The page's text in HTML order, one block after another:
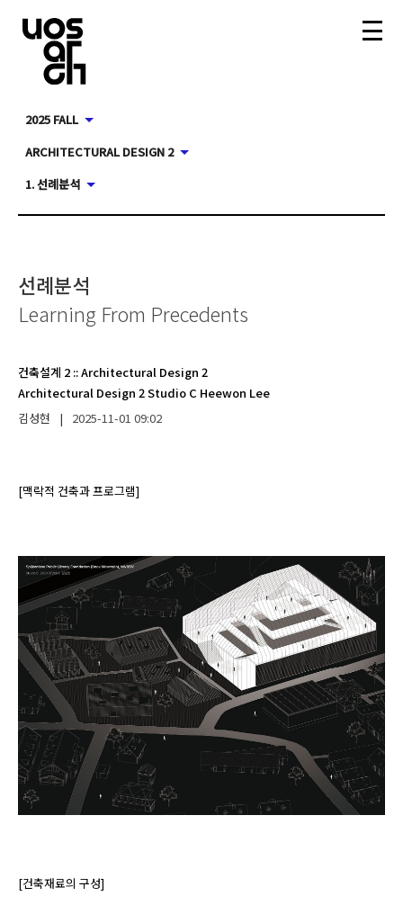
2025 FALL
ARCHITECTURAL DESIGN 2
1. 선례분석
선례분석
Learning From Precedents
건축설계 2 ::Architectural Design 2
Architectural Design 2 Studio C Heewon Lee
김성현
| 2025-11-01 09:02
[맥락적 건축과 프로그램]
[건축재료의 구성]